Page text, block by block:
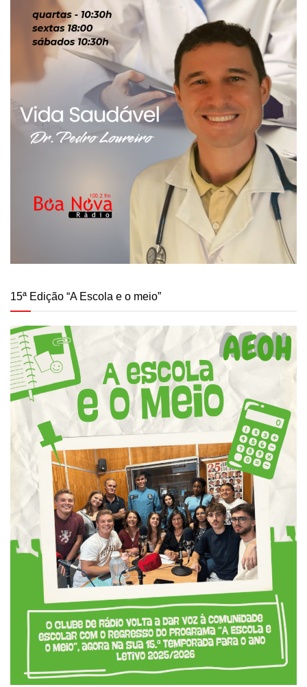
15ª Edição “A Escola e o meio”